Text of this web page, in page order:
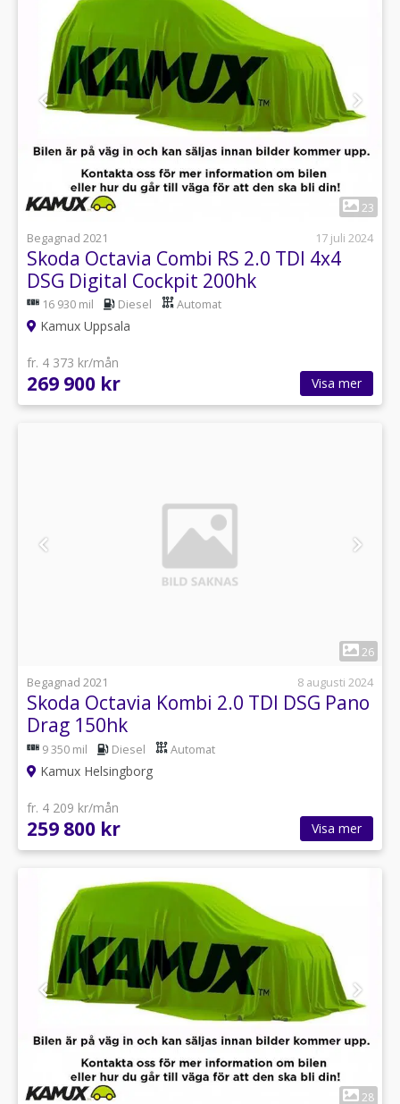
23
Begagnad 2021
17 juli 2024
Skoda Octavia Combi RS 2.0 TDI 4x4
DSG Digital Cockpit 200hk
16 930 mil Diesel Automat
Kamux Uppsala
fr. 4 373 kr/mån
269 900 kr Visa mer
26
Begagnad 2021
8 augusti 2024
Skoda Octavia Kombi 2.0 TDI DSG Pano
Drag 150hk
9 350 mil Diesel Automat
Kamux Helsingborg
fr. 4 209 kr/mån
259 800 kr Visa mer
28